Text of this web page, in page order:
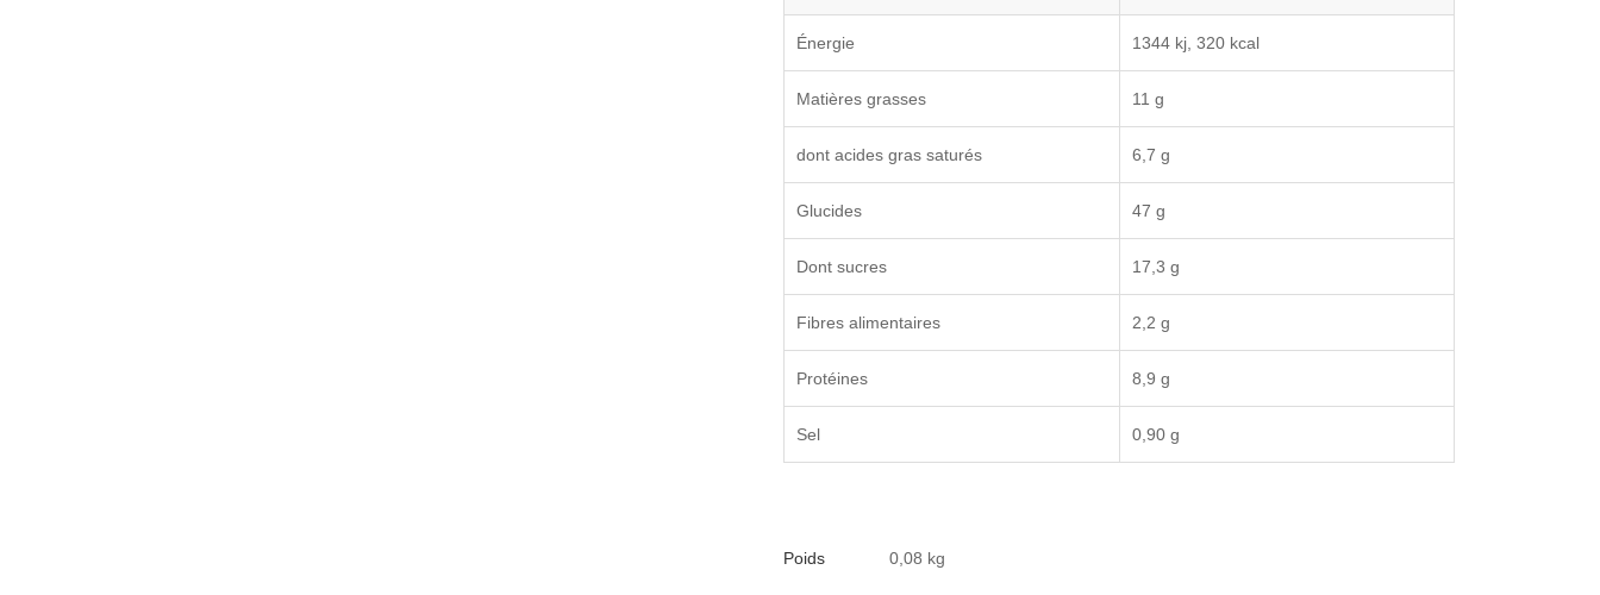
Énergie 1344 kj, 320 kcal
Matières grasses 11 g
dont acides gras saturés 6,7 g
Glucides 47 g
Dont sucres 17,3 g
Fibres alimentaires 2,2 g
Protéines 8,9 g
Sel 0,90 g
Poids 0,08 kg